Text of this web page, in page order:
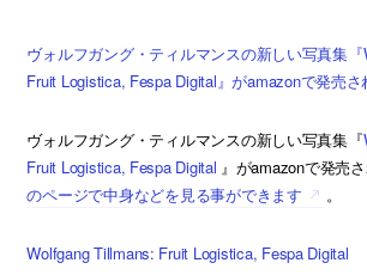
ヴォルフガング・ティルマンスの新しい写真集
Fruit Logistica, Fespa Digital』がamazonで発売さ
ヴォルフガング・ティルマンスの新しい写真集『
Fruit Logistica, Fespa Digital 』がamazonで発売さ
のページで中身などを見る事ができます
。
Wolfgang Tillmans: Fruit Logistica, Fespa Digital